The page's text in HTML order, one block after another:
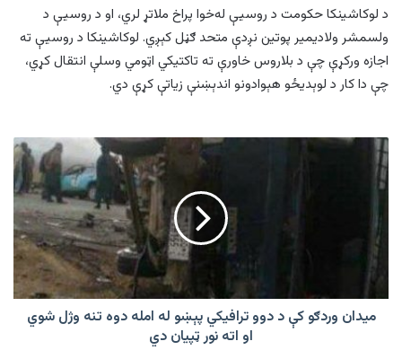
د لوکاشینکا حکومت د روسیې له‌خوا پراخ ملاتړ لري، او د روسیې د
ولسمشر ولادیمیر پوتین نږدې متحد ګڼل کېږي. لوکاشینکا د روسیې ته
اجازه ورکړې چې د بلاروس خاورې ته تاکتیکي اټومي وسلې انتقال کړي،
چې دا کار د لوېدیځو هېوادونو اندېښنې زیاتې کړې دي.
میدان
وردګو
کې
دوو
ترافیکي
پېښو
امله
دوهمیدان وردګو کې د دوو ترافیکي پېښو له امله دوه تنه وژل شوي
او اته نور ټپیان دي